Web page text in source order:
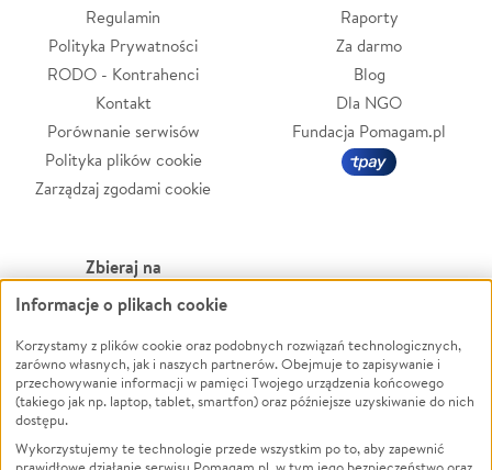
Regulamin
Polityka Prywatności
RODO - Kontrahenci
Kontakt
Porównanie serwisów
Polityka plików cookie
Zarządzaj zgodami cookie
Raporty
Za darmo
Blog
Dla NGO
Fundacja Pomagam.pl
Zbieraj na
Leczenie
Zwierzęta
Pożar
Ukraina
Pomoc Finansowa
Powódź
Wichura
NGO
Edukacja
Informacje o plikach cookie
Korzystamy z plików cookie oraz podobnych rozwiązań technologicznych,
zarówno własnych, jak i naszych partnerów. Obejmuje to zapisywanie i
przechowywanie informacji w pamięci Twojego urządzenia końcowego
(takiego jak np. laptop, tablet, smartfon) oraz późniejsze uzyskiwanie do nich
dostępu.
Wykorzystujemy te technologie przede wszystkim po to, aby zapewnić